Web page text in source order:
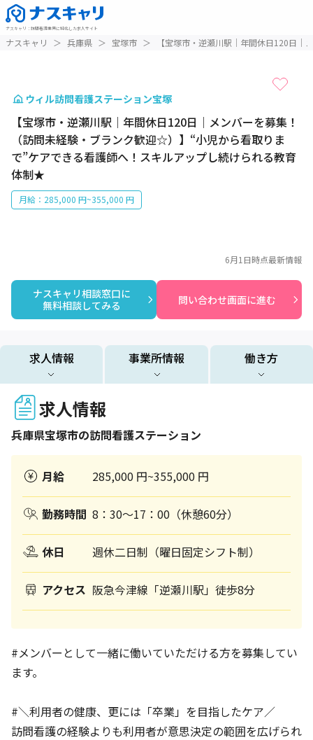
ナスキャリ ： 訪問看護業界に特化した求人サイト
ナスキャリ ＞ 兵庫県 ＞ 宝塚市 ＞ 【宝塚市・逆瀬川駅｜年間休日120日
ウィル訪問看護ステーション宝塚
【宝塚市・逆瀬川駅｜年間休日120日｜メンバーを募集！
（訪問未経験・ブランク歓迎☆）】“小児から看取りま
で”ケアできる看護師へ！スキルアップし続けられる教育
体制★
月給：285,000 円~355,000 円
ナスキャリ相談窓口に
無料相談してみる
問い合わせ画面に進む
6月1日時点最新情報
求人情報 事業所情報 働き方
求人情報
兵庫県宝塚市の訪問看護ステーション
月給 285,000 円~355,000 円
勤務時間 8：30～17：00（休憩60分）
休日 週休二日制（曜日固定シフト制）
アクセス 阪急今津線「逆瀬川駅」徒歩8分
#メンバーとして一緒に働いていただける方を募集してい
ます。
#＼利用者の健康、更には「卒業」を目指したケア／
訪問看護の経験よりも利用者が意思決定の範囲を広げられ